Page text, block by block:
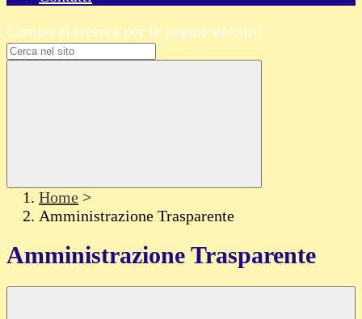
Campo di ricerca per le pagine del sito
Home >
Amministrazione Trasparente
Amministrazione Trasparente